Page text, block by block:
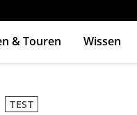
& Touren Wissen
TEST